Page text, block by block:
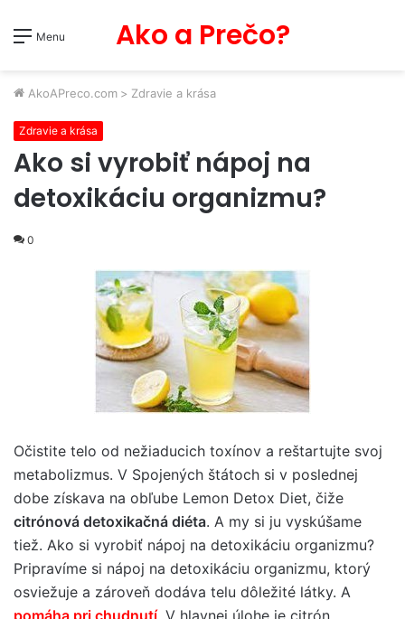
Menu Ako a Prečo?
AkoAPreco.com > Zdravie a krása
Zdravie a krása
Ako si vyrobiť nápoj na
detoxikáciu organizmu?
0
Očistite telo od nežiaducich toxínov a reštartujte svoj
metabolizmus. V Spojených štátoch si v poslednej
dobe získava na obľube Lemon Detox Diet, čiže
citrónová detoxikačná diéta. A my si ju vyskúšame
tiež. Ako si vyrobiť nápoj na detoxikáciu organizmu?
Pripravíme si nápoj na detoxikáciu organizmu, ktorý
osviežuje a zároveň dodáva telu dôležité látky. A
pomáha pri chudnutí. V hlavnej úlohe je citrón.